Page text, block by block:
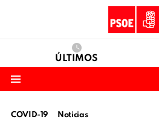
ÚLTIMOS
COVID-19 Noticias